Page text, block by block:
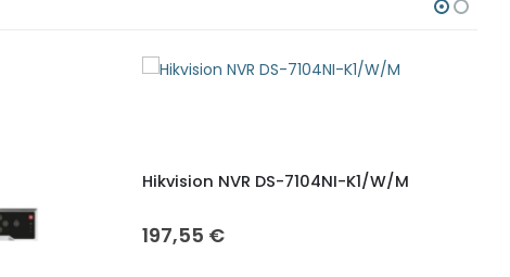
Hikvision NVR DS-7104NI-K1/W/M
197,55 €